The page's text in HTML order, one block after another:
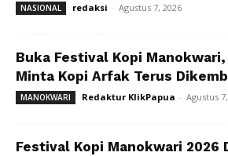
NASIONAL redaksi - Agustus 7, 2026
Buka Festival Kopi
Minta Kopi Arfak Terus
MANOKWARI Redaktur KlikPapua - Agustus
Festival Kopi Manokwari 2026